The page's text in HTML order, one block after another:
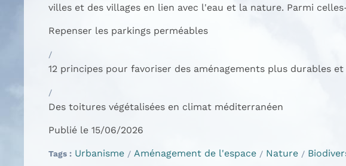
villes et des villages en lien avec l'eau et la nature. Parmi
Repenser les parkings perméables
12 principes pour favoriser des aménagements plus durables
Des toitures végétalisées en climat méditerranéen
Publié le 15/06/2026
Tags Urbanisme Aménagement de l'espace Nature